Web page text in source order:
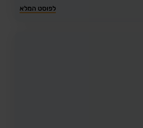
לפוסט המלא